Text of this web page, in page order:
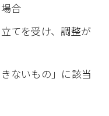
合
てを受け、調整が
ないもの」に該当